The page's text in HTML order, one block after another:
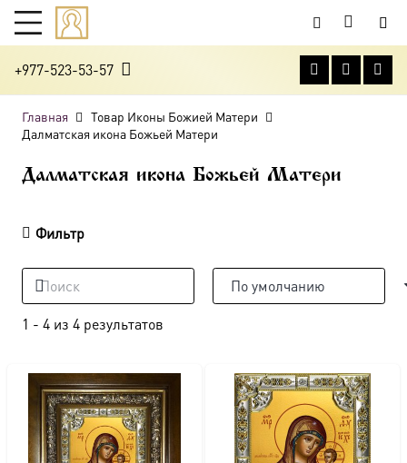
+977-523-53-57
Главная
Товар Иконы Божией Матери
Далматская икона Божьей Матери
Далматская икона Божьей Матери
Фильтр
1 - 4 из 4 результатов